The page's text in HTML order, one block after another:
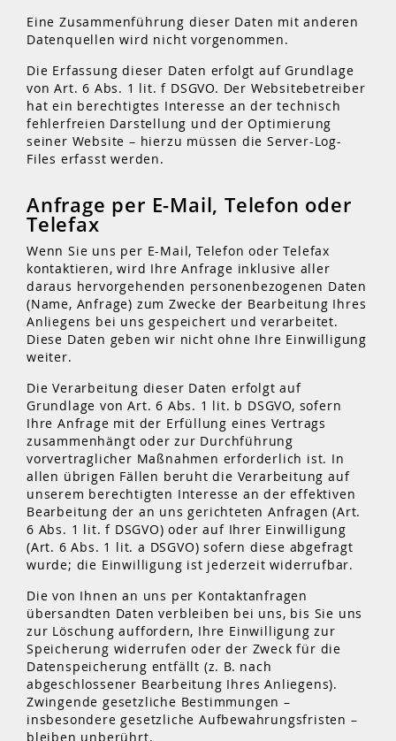
Eine Zusammenführung dieser Daten mit anderen
Datenquellen wird nicht vorgenommen.
Die Erfassung dieser Daten erfolgt auf Grundlage
von Art. 6 Abs. 1 lit. f DSGVO. Der Websitebetreiber
hat ein berechtigtes Interesse an der technisch
fehlerfreien Darstellung und der Optimierung
seiner Website – hierzu müssen die Server-Log-
Files erfasst werden.
Anfrage per E-Mail, Telefon oder
Telefax
Wenn Sie uns per E-Mail, Telefon oder Telefax
kontaktieren, wird Ihre Anfrage inklusive aller
daraus hervorgehenden personenbezogenen Daten
(Name, Anfrage) zum Zwecke der Bearbeitung Ihres
Anliegens bei uns gespeichert und verarbeitet.
Diese Daten geben wir nicht ohne Ihre Einwilligung
weiter.
Die Verarbeitung dieser Daten erfolgt auf
Grundlage von Art. 6 Abs. 1 lit. b DSGVO, sofern
Ihre Anfrage mit der Erfüllung eines Vertrags
zusammenhängt oder zur Durchführung
vorvertraglicher Maßnahmen erforderlich ist. In
allen übrigen Fällen beruht die Verarbeitung auf
unserem berechtigten Interesse an der effektiven
Bearbeitung der an uns gerichteten Anfragen (Art.
6 Abs. 1 lit. f DSGVO) oder auf Ihrer Einwilligung
(Art. 6 Abs. 1 lit. a DSGVO) sofern diese abgefragt
wurde; die Einwilligung ist jederzeit widerrufbar.
Die von Ihnen an uns per Kontaktanfragen
übersandten Daten verbleiben bei uns, bis Sie uns
zur Löschung auffordern, Ihre Einwilligung zur
Speicherung widerrufen oder der Zweck für die
Datenspeicherung entfällt (z. B. nach
abgeschlossener Bearbeitung Ihres Anliegens).
Zwingende gesetzliche Bestimmungen –
insbesondere gesetzliche Aufbewahrungsfristen –
bleiben unberührt.